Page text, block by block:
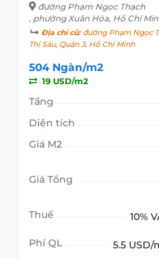
đường Phạm Ngọc Thạch
, phường Xuân Hòa, Hồ Chí
Địa chỉ cũ:đường Phạm Ngọc
Thị Sáu, Quận 3, Hồ Chí Minh
504 Ngàn/m2
19 USD/m2
Tầng
Diện tích
Giá M2
Giá Tổng
Thuế 10%
Phí QL 5.5 USD/